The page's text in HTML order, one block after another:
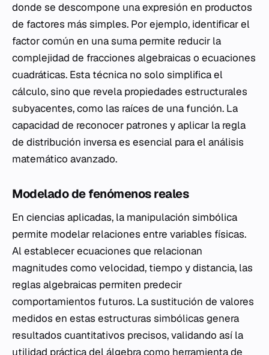
donde se descompone una expresión en productos
de factores más simples. Por ejemplo, identificar el
factor común en una suma permite reducir la
complejidad de fracciones algebraicas o ecuaciones
cuadráticas. Esta técnica no solo simplifica el
cálculo, sino que revela propiedades estructurales
subyacentes, como las raíces de una función. La
capacidad de reconocer patrones y aplicar la regla
de distribución inversa es esencial para el análisis
matemático avanzado.
Modelado de fenómenos reales
En ciencias aplicadas, la manipulación simbólica
permite modelar relaciones entre variables físicas.
Al establecer ecuaciones que relacionan
magnitudes como velocidad, tiempo y distancia, las
reglas algebraicas permiten predecir
comportamientos futuros. La sustitución de valores
medidos en estas estructuras simbólicas genera
resultados cuantitativos precisos, validando así la
utilidad práctica del álgebra como herramienta de